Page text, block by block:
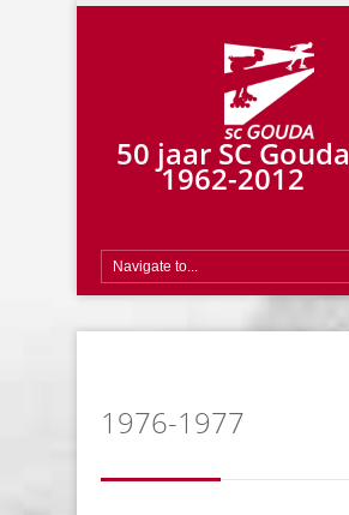
50 jaar SC Gouda
1962-2012
1976-1977